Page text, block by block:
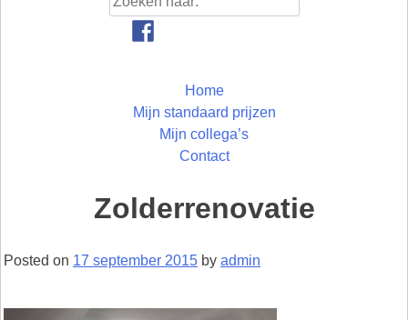
Home
Mijn standaard prijzen
Mijn collega’s
Contact
Zolderrenovatie
Posted on 17 september 2015 by admin